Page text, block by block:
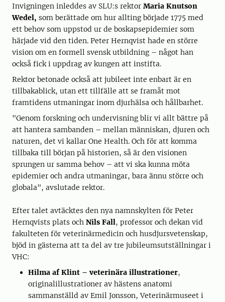
Invigningen inleddes av SLU:s rektor Maria Knutson
Wedel, som berättade om hur allting började 1775 med
ett behov som uppstod ur de boskapsepidemier som
härjade vid den tiden. Peter Hernqvist hade en större
vision om en formell svensk utbildning – något han
också fick i uppdrag av kungen att instifta.
Rektor betonade också att jubileet inte enbart är en
tillbakablick, utan ett tillfälle att se framåt mot
framtidens utmaningar inom djurhälsa och hållbarhet.
"Genom forskning och undervisning blir vi allt bättre på
att hantera sambanden – mellan människan, djuren och
naturen, det vi kallar One Health. Och för att komma
tillbaka till början på historien, så är den visionen
sprungen ur samma behov – att vi ska kunna möta
epidemier och andra utmaningar, bara ännu större och
globala", avslutade rektor.
Efter talet avtäcktes den nya namnskylten för Peter
Hernqvists plats och Nils Fall, professor och dekan vid
fakulteten för veterinärmedicin och husdjursvetenskap,
bjöd in gästerna att ta del av tre jubileumsutställningar i
VHC:
Hilma af Klint – veterinära illustrationer,
originalillustrationer av hästens anatomi
sammanställd av Emil Jonsson, Veterinärmuseet i